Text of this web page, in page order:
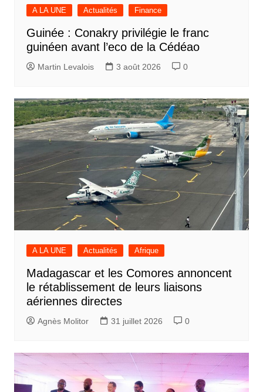
A LA UNE Actualités Finance
Guinée : Conakry privilégie le franc
guinéen avant l’eco de la Cédéao
Martin Levalois 3 août 2026 0
A LA UNE Actualités Afrique
Madagascar et les Comores annoncent
le rétablissement de leurs liaisons
aériennes directes
Agnès Molitor 31 juillet 2026 0